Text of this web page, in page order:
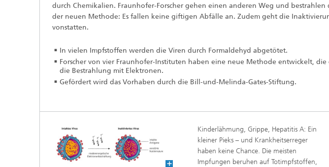
durch Chemikalien. Fraunhofer-Forscher gehen einen anderen Weg und
der neuen Methode: Es fallen keine giftigen Abfälle an. Zudem geht die
vonstatten.
In vielen Impfstoffen werden die Viren durch Formaldehyd abgetötet.
Forscher von vier Fraunhofer-Instituten haben eine neue Methode entwickelt,
die Bestrahlung mit Elektronen.
Gefördert wird das Vorhaben durch die Bill-und-Melinda-Gates-Stiftung.
Kinderlähmung, Grippe, Hepatitis A: Ein
kleiner Pieks – und Krankheitserreger
haben keine Chance. Die meisten
Impfungen beruhen auf Totimpfstoffen,